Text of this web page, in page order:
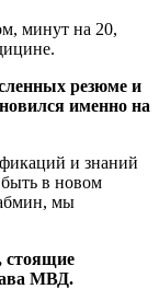
минут на 20,
резюме и
именно на
и знаний
в новом
мы
стоящие
МВД.